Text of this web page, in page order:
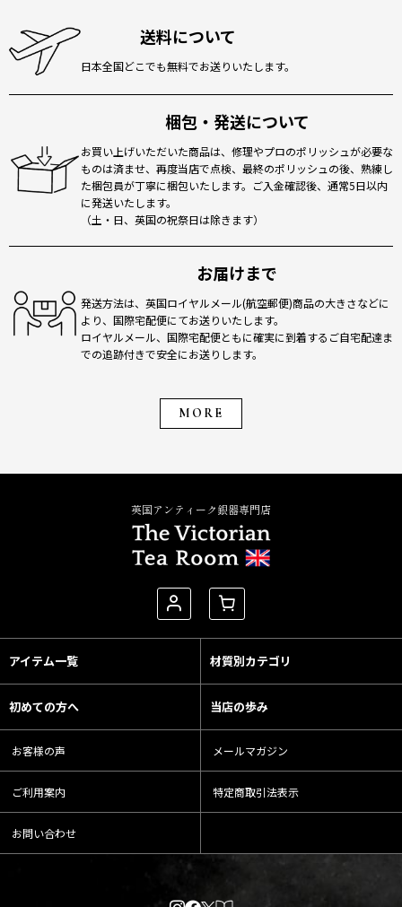
送料について
日本全国どこでも無料でお送りいたします。
梱包・発送について
お買い上げいただいた商品は、修理やプロのポリッシュが必要な
ものは済ませ、再度当店で点検、最終のポリッシュの後、熟練し
た梱包員が丁寧に梱包いたします。ご入金確認後、通常5日以内
に発送いたします。
（土・日、英国の祝祭日は除きます）
お届けまで
発送方法は、英国ロイヤルメール(航空郵便)商品の大きさなどに
より、国際宅配便にてお送りいたします。
ロイヤルメール、国際宅配便ともに確実に到着するご自宅配達ま
での追跡付きで安全にお送りします。
MORE
英国アンティーク銀器専門店
アイテム一覧 材質別カテゴリ
初めての方へ 当店の歩み
お客様の声 メールマガジン
ご利用案内 特定商取引法表示
お問い合わせ